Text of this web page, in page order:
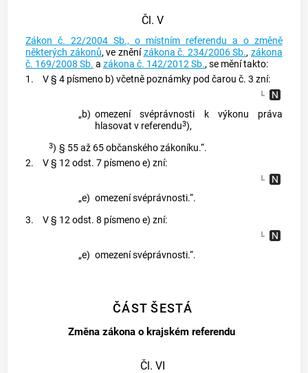
Čl. V
Zákon č. 22/2004 Sb., o místním referendu a o změně
některých zákonů, ve zněnízákona č. 234/2006 Sb., zákona
č. 169/2008 Sb. azákona č. 142/2012 Sb., se mění takto:
1.
V § 4 písmeno b) včetně poznámky pod čarou č. 3 zní:
„b) omezení svéprávnosti k výkonu práva
hlasovat v referendu3),
3) § 55 až 65 občanského zákoníku.“.
2.
V § 12 odst. 7 písmeno e) zní:
„e) omezení svéprávnosti.“.
3.
V § 12 odst. 8 písmeno e) zní:
„e) omezení svéprávnosti.“.
ČÁST ŠESTÁ
Změna zákona o krajském referendu
Čl. VI